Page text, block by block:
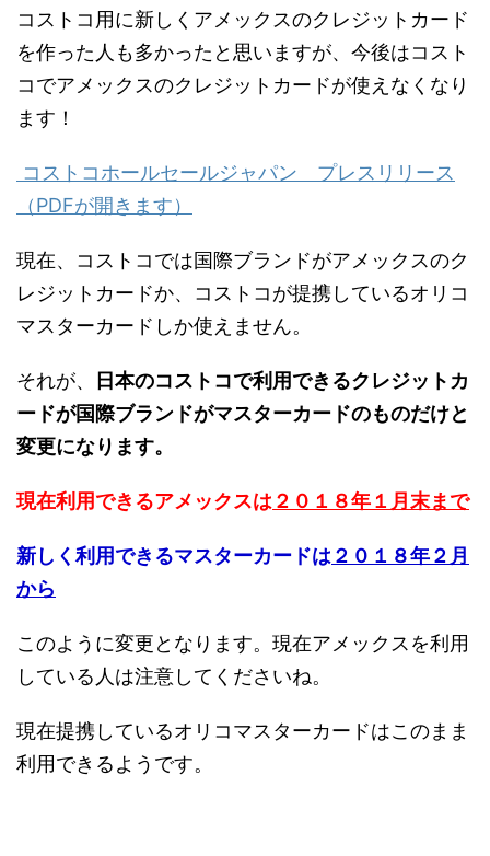
コストコ用に新しくアメックスのクレジットカード
を作った人も多かったと思いますが、今後はコスト
コでアメックスのクレジットカードが使えなくなり
ます！
コストコホールセールジャパン プレスリリース
（PDFが開きます）
現在、コストコでは国際ブランドがアメックスのク
レジットカードか、コストコが提携しているオリコ
マスターカードしか使えません。
それが、
日本のコストコで利用できるクレジットカ
ードが国際ブランドがマスターカードのものだけと
変更になります。
現在利用できるアメックスは ２０１８年１月末まで
新しく利用できるマスターカードは ２０１８年２月
から
このように変更となります。現在アメックスを利用
している人は注意してくださいね。
現在提携しているオリコマスターカードはこのまま
利用できるようです。